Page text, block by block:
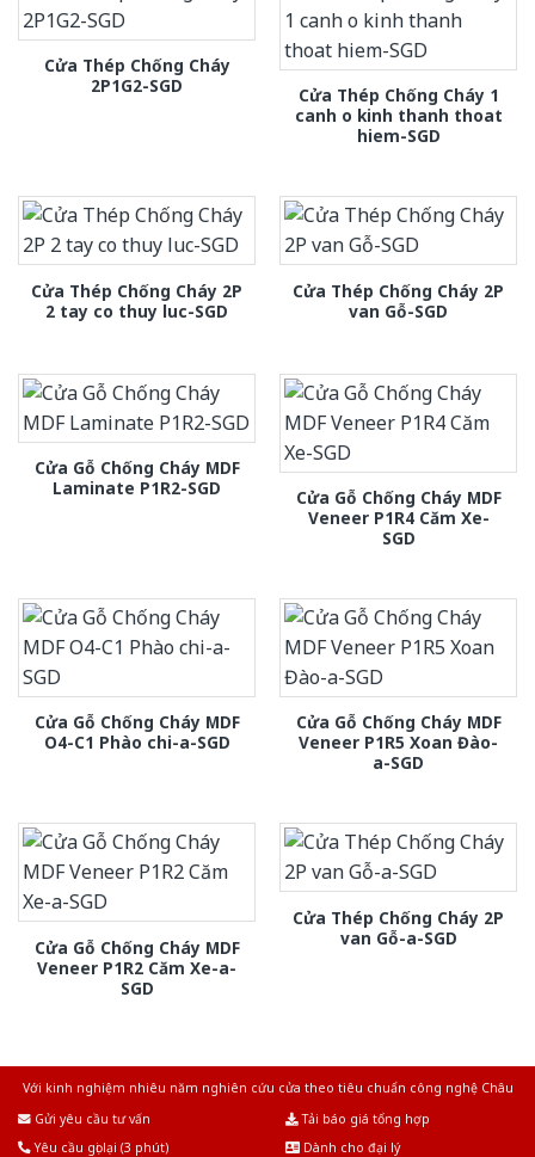
Cửa Thép Chống Cháy
2P1G2-SGD
Cửa Thép Chống Cháy 1
canh o kinh thanh thoat
hiem-SGD
Cửa Thép Chống Cháy 2P
2 tay co thuy luc-SGD
Cửa Thép Chống Cháy 2P
van Gỗ-SGD
Cửa Gỗ Chống Cháy MDF
Laminate P1R2-SGD
Cửa Gỗ Chống Cháy MDF
Veneer P1R4 Căm Xe-
SGD
Cửa Gỗ Chống Cháy MDF
O4-C1 Phào chi-a-SGD
Cửa Gỗ Chống Cháy MDF
Veneer P1R5 Xoan Đào-
a-SGD
Cửa Gỗ Chống Cháy MDF
Veneer P1R2 Căm Xe-a-
SGD
Cửa Thép Chống Cháy 2P
van Gỗ-a-SGD
Với kinh nghiệm nhiêu năm nghiên cứu cửa theo tiêu chuẩn công nghệ Châu
Gửi yêu cầu tư vấn
Tải báo giá tổng hợp
Yêu cầu gọi lại (3 phút)
Dành cho đại lý